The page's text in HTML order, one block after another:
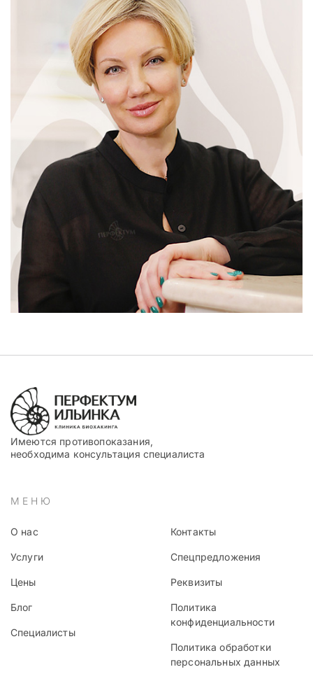
Имеются противопоказания,
необходима консультация специалиста
МЕНЮ
О нас
Услуги
Цены
Блог
Специалисты
Контакты
Спецпредложения
Реквизиты
Политика
конфиденциальности
Политика обработки
персональных данных